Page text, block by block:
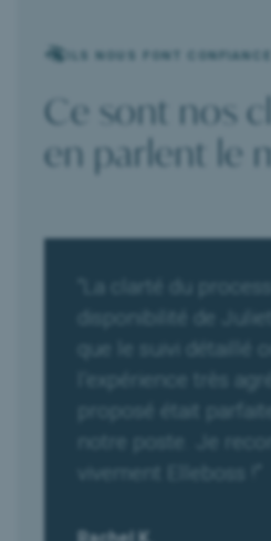
ILS NOUS FONT CONFIANCE
Ce sont nos
en parlent le
que le suivi détaillé
l’expérience très
proposé était